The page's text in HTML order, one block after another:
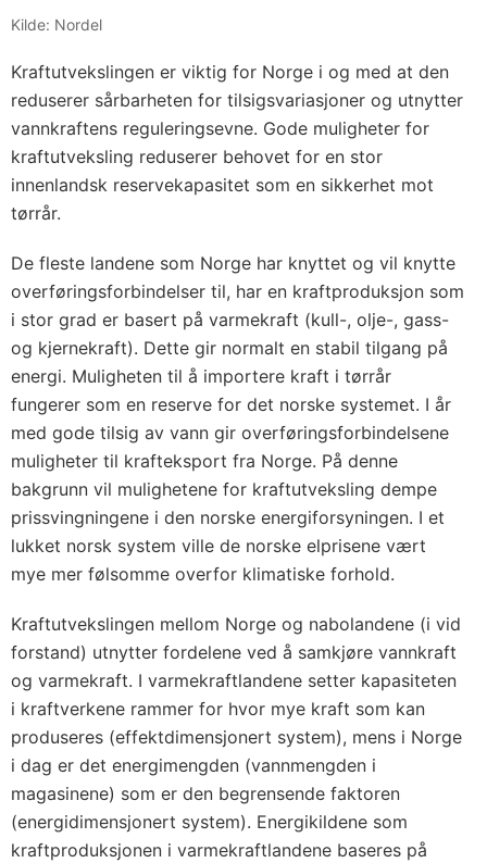
Kilde: Nordel
Kraftutvekslingen er viktig for Norge i og med at den
reduserer sårbarheten for tilsigsvariasjoner og utnytter
vannkraftens reguleringsevne. Gode muligheter for
kraftutveksling reduserer behovet for en stor
innenlandsk reservekapasitet som en sikkerhet mot
tørrår.
De fleste landene som Norge har knyttet og vil knytte
overføringsforbindelser til, har en kraftproduksjon som
i stor grad er basert på varmekraft (kull-, olje-, gass-
og kjernekraft). Dette gir normalt en stabil tilgang på
energi. Muligheten til å importere kraft i tørrår
fungerer som en reserve for det norske systemet. I år
med gode tilsig av vann gir overføringsforbindelsene
muligheter til krafteksport fra Norge. På denne
bakgrunn vil mulighetene for kraftutveksling dempe
prissvingningene i den norske energiforsyningen. I et
lukket norsk system ville de norske elprisene vært
mye mer følsomme overfor klimatiske forhold.
Kraftutvekslingen mellom Norge og nabolandene (i vid
forstand) utnytter fordelene ved å samkjøre vannkraft
og varmekraft. I varmekraftlandene setter kapasiteten
i kraftverkene rammer for hvor mye kraft som kan
produseres (effektdimensjonert system), mens i Norge
i dag er det energimengden (vannmengden i
magasinene) som er den begrensende faktoren
(energidimensjonert system). Energikildene som
kraftproduksjonen i varmekraftlandene baseres på